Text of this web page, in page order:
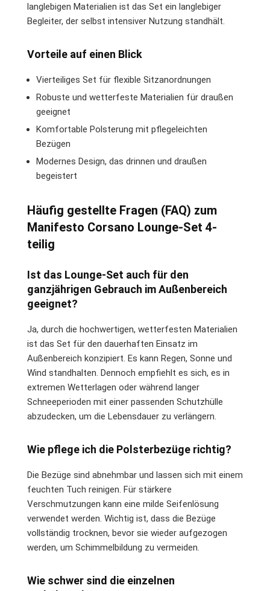
langlebigen Materialien ist das Set ein langlebiger
Begleiter, der selbst intensiver Nutzung standhält.
Vorteile auf einen Blick
Vierteiliges Set für flexible Sitzanordnungen
Robuste und wetterfeste Materialien für draußen
geeignet
Komfortable Polsterung mit pflegeleichten
Bezügen
Modernes Design, das drinnen und draußen
begeistert
Häufig gestellte Fragen (FAQ) zum
Manifesto Corsano Lounge-Set 4-
teilig
Ist das Lounge-Set auch für den
ganzjährigen Gebrauch im Außenbereich
geeignet?
Ja, durch die hochwertigen, wetterfesten Materialien
ist das Set für den dauerhaften Einsatz im
Außenbereich konzipiert. Es kann Regen, Sonne und
Wind standhalten. Dennoch empfiehlt es sich, es in
extremen Wetterlagen oder während langer
Schneeperioden mit einer passenden Schutzhülle
abzudecken, um die Lebensdauer zu verlängern.
Wie pflege ich die Polsterbezüge richtig?
Die Bezüge sind abnehmbar und lassen sich mit einem
feuchten Tuch reinigen. Für stärkere
Verschmutzungen kann eine milde Seifenlösung
verwendet werden. Wichtig ist, dass die Bezüge
vollständig trocknen, bevor sie wieder aufgezogen
werden, um Schimmelbildung zu vermeiden.
Wie schwer sind die einzelnen